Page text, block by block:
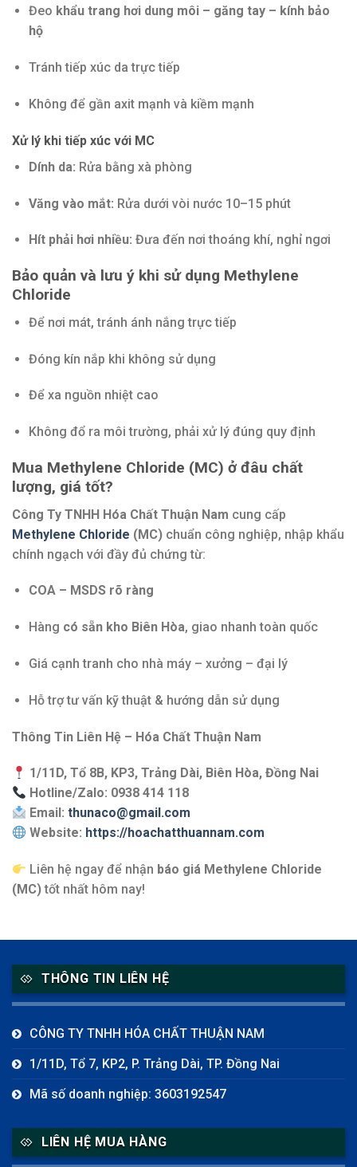
Đeo khẩu trang hơi dung môi – găng tay – kính bảo
hộ
Tránh tiếp xúc da trực tiếp
Không để gần axit mạnh và kiềm mạnh
Xử lý khi tiếp xúc với MC
Dính da: Rửa bằng xà phòng
Văng vào mắt: Rửa dưới vòi nước 10–15 phút
Hít phải hơi nhiều: Đưa đến nơi thoáng khí, nghỉ ngơi
Bảo quản và lưu ý khi sử dụng Methylene
Chloride
Để nơi mát, tránh ánh nắng trực tiếp
Đóng kín nắp khi không sử dụng
Để xa nguồn nhiệt cao
Không đổ ra môi trường, phải xử lý đúng quy định
Mua Methylene Chloride (MC) ở đâu chất
lượng, giá tốt?
Công Ty TNHH Hóa Chất Thuận Nam cung cấp
Methylene Chloride (MC) chuẩn công nghiệp, nhập khẩu
chính ngạch với đầy đủ chứng từ:
COA – MSDS rõ ràng
Hàng có sẵn kho Biên Hòa, giao nhanh toàn quốc
Giá cạnh tranh cho nhà máy – xưởng – đại lý
Hỗ trợ tư vấn kỹ thuật & hướng dẫn sử dụng
Thông Tin Liên Hệ – Hóa Chất Thuận Nam
1/11D, Tổ 8B, KP3, Trảng Dài, Biên Hòa, Đồng Nai
Hotline/Zalo: 0938 414 118
Email:thunaco@gmail.com
Website: https://hoachatthuannam.com
Liên hệ ngay để nhận báo giá Methylene Chloride
(MC)tốt nhất hôm nay!
THÔNG TIN LIÊN HỆ
CÔNG TY TNHH HÓA CHẤT THUẬN NAM
1/11D, Tổ 7, KP2, P. Trảng Dài, TP. Đồng Nai
Mã số doanh nghiệp: 3603192547
LIÊN HỆ MUA HÀNG